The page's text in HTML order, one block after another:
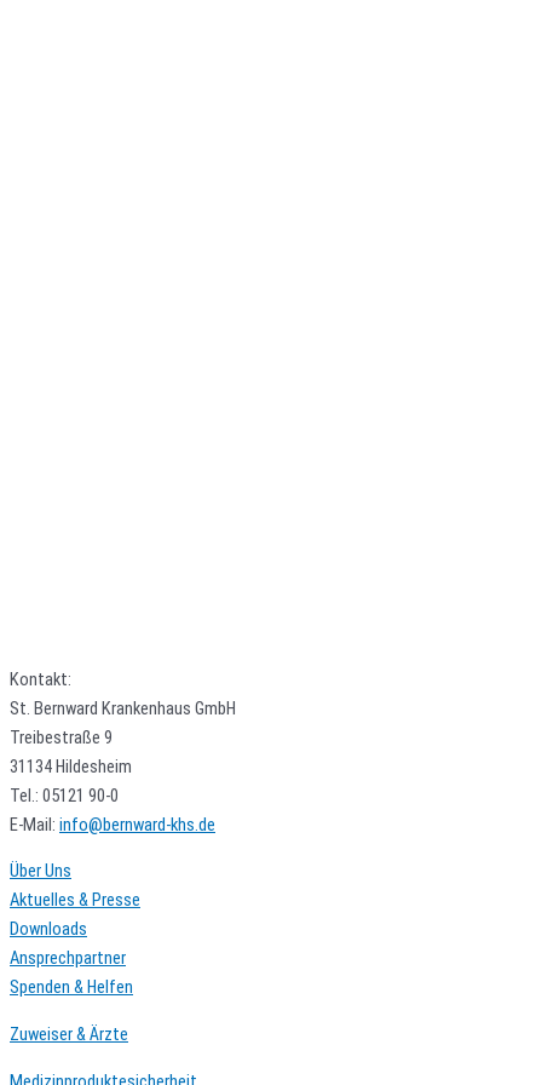
Kontakt:
St. Bernward Krankenhaus GmbH
Treibestraße 9
31134 Hildesheim
Tel.: 05121 90-0
E-Mail: info@bernward-khs.de
Über Uns
Aktuelles & Presse
Downloads
Ansprechpartner
Spenden & Helfen
Zuweiser & Ärzte